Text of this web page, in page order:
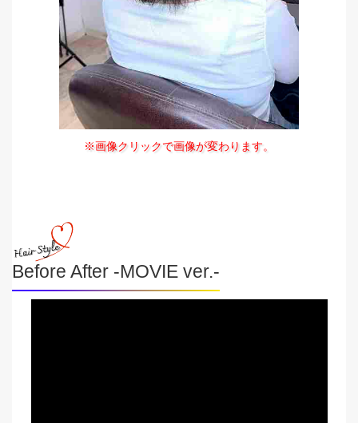
※画像クリックで画像が変わります。
Before After -MOVIE ver.-